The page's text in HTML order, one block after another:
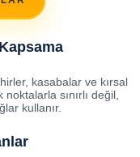
kasabalar ve kırsal
sınırlı değil,
kullanır.